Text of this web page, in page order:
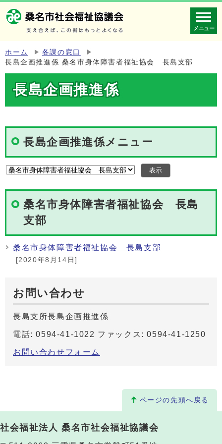
メニュー
ホーム
各課の窓口
長島企画推進係 桑名市身体障害者福祉協会 長島支部
長島企画推進係
長島企画推進係メニュー
桑名市身体障害者福祉協会 長島
支部
桑名市身体障害者福祉協会 長島支部
[2020年8月14日]
お問い合わせ
長島支所長島企画推進係
電話: 0594-41-1022 ファックス: 0594-41-1250
お問い合わせフォーム
ページの先頭へ戻る
社会福祉法人 桑名市社会福祉協議会